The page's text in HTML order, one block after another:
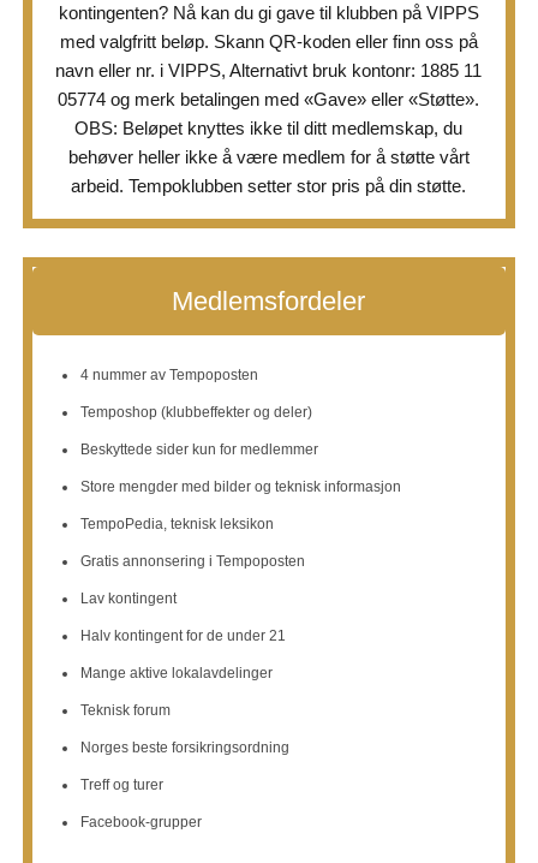
du også få 6 flotte Tempoglass. Husk å lese artikkelen i
Tempoposten nøye og ikke glem teksten med små skrift!
Bilde
Vis på Facebook · Del
1 måned siden
være langt unna nå.
Bilde
Vis på Facebook · Del
Norsk Tempoklubb
2 måneder siden
den blir straks levert til pakking og utsendelse.
Spennende med ny redaktør denne gang. Jeg har fått
smugtitte litt og det ser veldig bra ut.
Bilde
kontingenten? Nå kan du gi gave til klubben på VIPPS
med valgfritt beløp. Skann QR-koden eller finn oss på
navn eller nr. i VIPPS, Alternativt bruk kontonr: 1885 11
05774 og merk betalingen med «Gave» eller «Støtte».
OBS: Beløpet knyttes ikke til ditt medlemskap, du
behøver heller ikke å være medlem for å støtte vårt
arbeid. Tempoklubben setter stor pris på din støtte.
Medlemsfordeler
4 nummer av Tempoposten
Temposhop (klubbeffekter og deler)
Beskyttede sider kun for medlemmer
Store mengder med bilder og teknisk informasjon
TempoPedia, teknisk leksikon
Gratis annonsering i Tempoposten
Lav kontingent
Halv kontingent for de under 21
Mange aktive lokalavdelinger
Teknisk forum
Norges beste forsikringsordning
Treff og turer
Facebook-grupper